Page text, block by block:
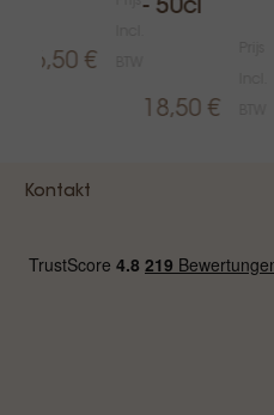
16,50 €
- 50cl
18,50 €
Kontakt